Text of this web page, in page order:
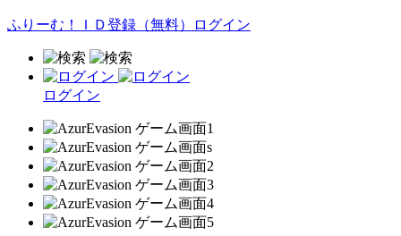
ふりーむ！ＩＤ登録（無料） ログイン
ログイン